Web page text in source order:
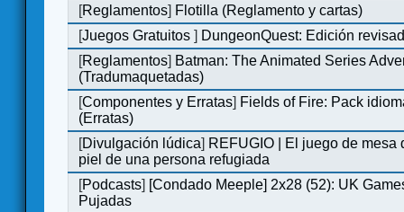
[Reglamentos] Flotilla (Reglamento y cartas)
[Juegos Gratuitos] DungeonQuest: Edición
[Reglamentos] Batman: The Animated Series
(Tradumaquetadas)
[Componentes y Erratas] Fields of Fire: Pack
(Erratas)
[Divulgación lúdica] REFUGIO | El juego de mesa
piel de una persona refugiada
[Podcasts] [Condado Meeple] 2x28 (52): UK
Pujadas